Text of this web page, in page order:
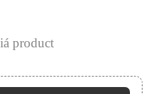
product